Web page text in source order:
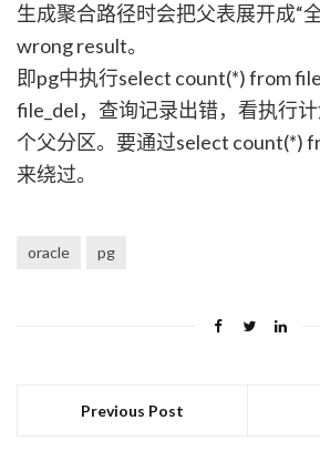
生成聚合路径时会把父表展开成“
wrong result。
即pg中执行select count(*) from
file_del，查询记录出错，看执行
个父分区。要通过select count(*)
来绕过。
oracle pg
Previous Post